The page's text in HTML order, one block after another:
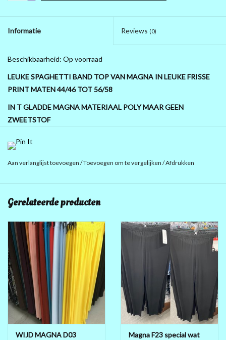
10 EURO SHOP 10 EURO
Informatie Reviews (0)
Beschikbaarheid: Op voorraad
LEUKE SPAGHETTI BAND TOP VAN MAGNA IN LEUKE FRISSE
PRINT MATEN 44/46 TOT 56/58
IN T GLADDE MAGNA MATERIAAL POLY MAAR GEEN
ZWEETSTOF
Aan verlanglijst toevoegen /Toevoegen om te vergelijken /Afdrukken
Gerelateerde producten
WIJD MAGNA D03
Magna F23 special wat